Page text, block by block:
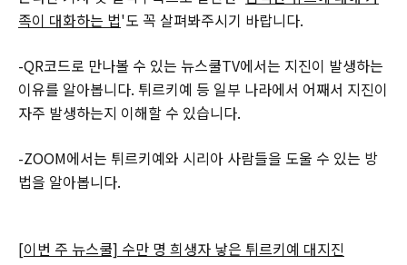
족이 대화하는 법'도 꼭 살펴봐주시기 바랍니다.
-QR코드로 만나볼 수 있는 뉴스쿨TV에서는 지진이 발생하는
이유를 알아봅니다. 튀르키예 등 일부 나라에서 어째서 지진이
자주 발생하는지 이해할 수 있습니다.
-ZOOM에서는 튀르키예와 시리아 사람들을 도울 수 있는 방
법을 알아봅니다.
[이번 주 뉴스쿨] 수만 명 희생자 낳은 튀르키예 대지진